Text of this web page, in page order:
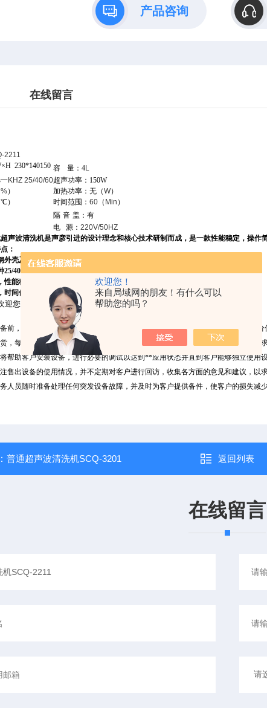
欢迎您！
来自局域网的朋友！有什么可以
帮助您的吗？
产品咨询
在线留言
2211
230*140150 容 量：4L
KHZ 25/40/60超声功率：150W
%） 加热功率：无（W）
）
时间范围：60 （ Min ）
隔 音 盖：有
电 源：220V/50HZ
声波清洗机是声彦引进的设计理念和核心技术研制而成，是一款性能稳定，操作
：
外壳及内槽可以经受水及非水基溶液腐蚀，有效保护机身，延长使用寿命。
25/40/60KHz工业用振子，清洗效率更强。
性能稳定，充分考虑各项环保的要求，环保节能。
时间倒计时1-60分钟可任意调节。
迎您洽谈！
前，我们的销售工程师都会充分了解客户需求，并进行大量实验以确保提供*有价
，每台设备在交付前都将经过严格检验和反复调试，以达到客户对设备的各项要求
帮助客户安装设备，进行必要的调试以达到**应用状态并直到客户能够独立使用设
售出设备的使用情况，并不定期对客户进行回访，收集各方面的意见和建议，以
人员随时准备处理任何突发设备故障，并及时为客户提供备件，使客户的损失减少
普通超声波清洗机SCQ-3201 返回列表
在线留言